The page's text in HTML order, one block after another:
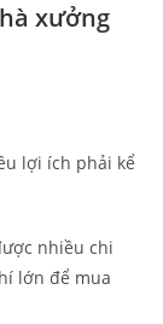
xưởng
lợi ích phải kể
nhiều chi
lớn để mua